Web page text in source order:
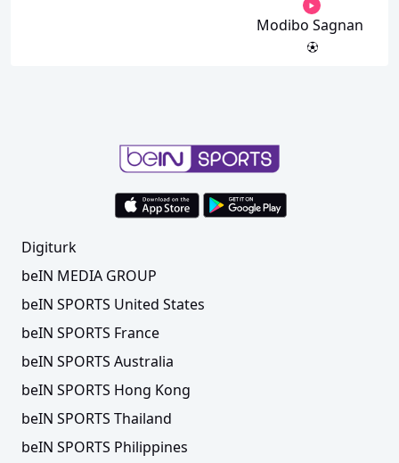
Modibo Sagnan
Digiturk
beIN MEDIA GROUP
beIN SPORTS United States
beIN SPORTS France
beIN SPORTS Australia
beIN SPORTS Hong Kong
beIN SPORTS Thailand
beIN SPORTS Philippines